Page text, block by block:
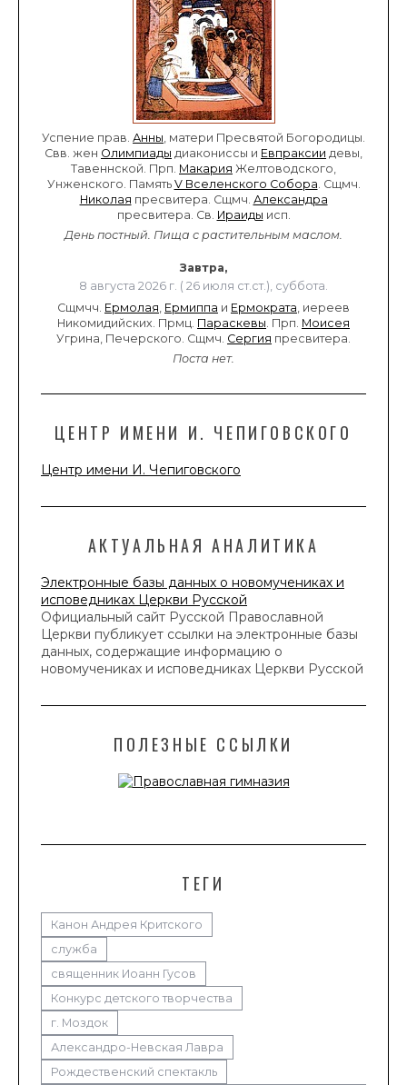
Успение прав. Анны , матери Пресвятой Богородицы.
Свв. жен Олимпиады диакониссы и Евпраксии девы,
Тавеннской. Прп. Макария Желтоводского,
Унженского. Память V Вселенского Собора . Сщмч.
Николая пресвитера. Сщмч. Александра
пресвитера. Св. Ираиды исп.
День постный. Пища с растительным маслом.
Завтра,
8 августа 2026 г. ( 26 июля ст.ст.), суббота.
Сщмчч. Ермолая Ермиппа и Ермократа , иереев
Никомидийских. Прмц. Параскевы . Прп. Моисея
Угрина, Печерского. Сщмч. Сергия пресвитера.
Поста нет.
ЦЕНТР ИМЕНИ И. ЧЕПИГОВСКОГО
Центр имени И. Чепиговского
АКТУАЛЬНАЯ АНАЛИТИКА
Электронные базы данных о новомучениках и
исповедниках Церкви Русской
Официальный сайт Русской Православной
Церкви публикует ссылки на электронные базы
данных, содержащие информацию о
новомучениках и исповедниках Церкви Русской
ПОЛЕЗНЫЕ ССЫЛКИ
ТЕГИ
Канон Андрея Критского
служба
священник Иоанн Гусов
Конкурс детского творчества
г. Моздок
Александро-Невская Лавра
Рождественский спектакль